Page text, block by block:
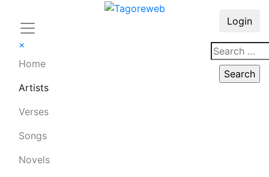
×
Home
Artists
Verses
Songs
Novels
Login